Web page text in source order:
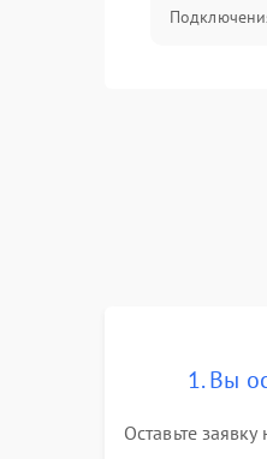
1. Вы
Оставьте